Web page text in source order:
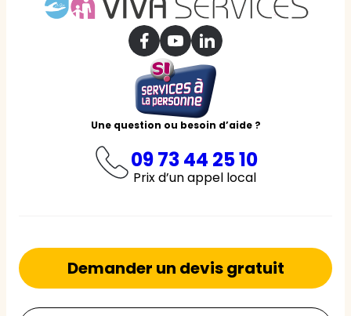
Une question ou besoin d’aide ?
09 73 44 25 10
Prix d’un appel local
Demander un devis gratuit